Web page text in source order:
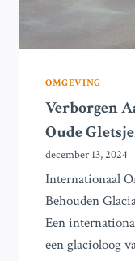
OMGEVING
Verborgen
Oude
december 13, 2024
Internationaal
Behouden
Een
een glacioloog